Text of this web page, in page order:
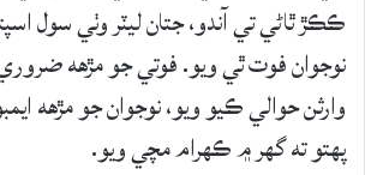
ڪڪڙ ٿاڻي تي آندو، جتان ليٽر وٺي سول
نوجوان فوت ٿي ويو. فوتي جو مڙهه
وارثن حوالي ڪيو ويو، نوجوان جو مڙهه
پهتو ته گهر ۾ ڪهرام مچي ويو.